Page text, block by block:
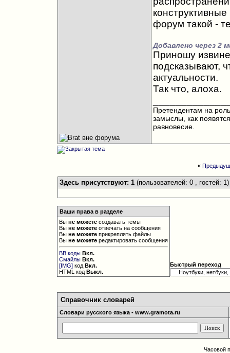
форум такой -
Добавлено через 2
Приношу
подсказывают,
актуальности.
Так что, алоха.
Претендентам на
замыслы, как
равновесие.
«
Здесь присутствуют: 1 (пользователей: 0 , гостей: 1)
Ваши права в разделе
Выне можете создавать темы
Выне можете отвечать на сообщения
Выне можете прикреплять файлы
Выне можете редактировать сообщения
BB коды Вкл.
Смайлы Вкл.
[IMG] кодВкл.
HTML кодВыкл.
Быстрый переход
Справочник словарей
Словари русского языка - www.gramota.ru
Часовой